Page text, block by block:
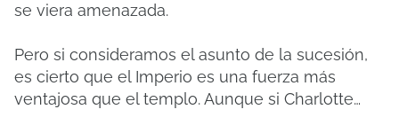
se viera amenazada.
Pero si consideramos el asunto de la sucesión,
es cierto que el Imperio es una fuerza más
ventajosa que el templo. Aunque si Charlotte…